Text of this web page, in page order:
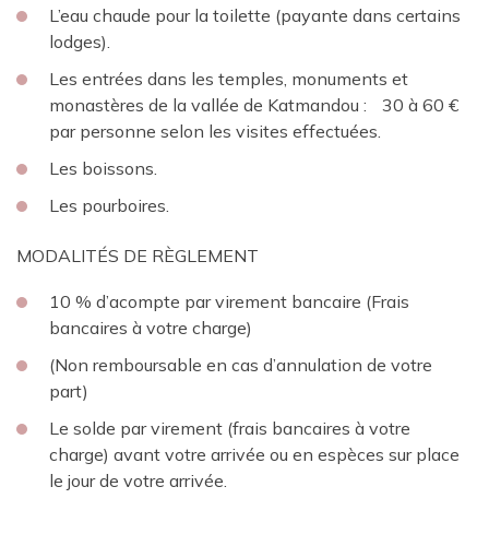
L’eau chaude pour la toilette (payante dans certains
lodges).
Les entrées dans les temples, monuments et
monastères de la vallée de Katmandou : 30 à 60 €
par personne selon les visites effectuées.
Les boissons.
Les pourboires.
MODALITÉS DE RÈGLEMENT
10 % d’acompte par virement bancaire (Frais
bancaires à votre charge)
(Non remboursable en cas d’annulation de votre
part)
Le solde par virement (frais bancaires à votre
charge) avant votre arrivée ou en espèces sur place
le jour de votre arrivée.